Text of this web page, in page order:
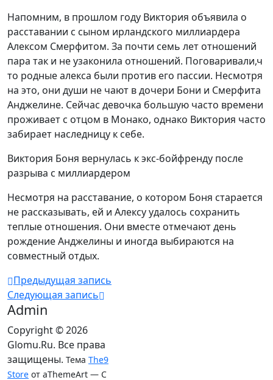
Напомним, в прошлом году Виктория объявила о
расставании с сыном ирландского миллиардера
Алексом Смерфитом. За почти семь лет отношений
пара так и не узаконила отношений. Поговаривали,ч
то родные алекса были против его пассии. Несмотря
на это, они души не чают в дочери Бони и Смерфита
Анджелине. Сейчас девочка большую часто времени
проживает с отцом в Монако, однако Виктория часто
забирает наследницу к себе.
Виктория Боня вернулась к экс-бойфренду после
разрыва с миллиардером
Несмотря на расставание, о котором Боня старается
не рассказывать, ей и Алексу удалось сохранить
теплые отношения. Они вместе отмечают день
рождение Анджелины и иногда выбираются на
совместный отдых.
Предыдущая запись
Следующая запись
Admin
Copyright © 2026
Glomu.Ru. Все права
защищены. Тема The9
Store от aThemeArt — С